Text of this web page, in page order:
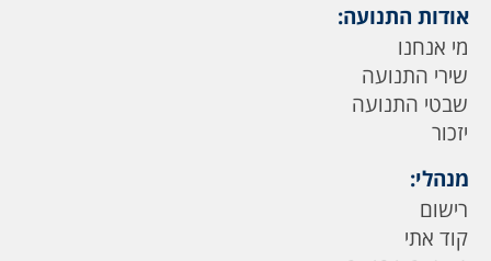
אודות התנועה:
מי אנחנו
שירי התנועה
שבטי התנועה
יזכור
מנהלי:
רישום
קוד אתי